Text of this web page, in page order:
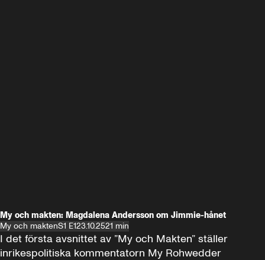
My och makten: Magdalena Andersson om Jimmie-hånet
My och maktenS1 E123.10.2521 min
I det första avsnittet av ”My och Makten” ställer
inrikespolitiska kommentatorn My Rohwedder